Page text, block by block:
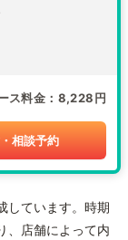
ス料金 8,228円
相談予約
しています。時期
、店舗によって内